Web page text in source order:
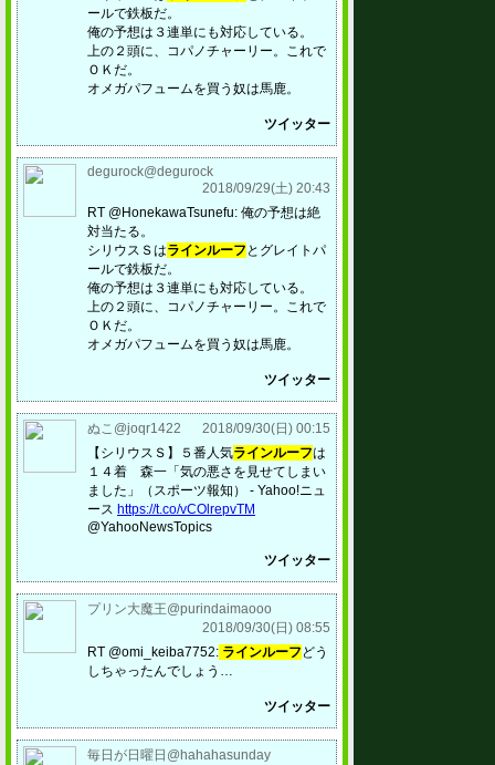
ールで鉄板だ。
俺の予想は３連単にも対応している。
上の２頭に、コパノチャーリー。これで
ＯＫだ。
オメガパフュームを買う奴は馬鹿。
ツイッター
degurock@degurock
2018/09/29(土) 20:43
RT @HonekawaTsunefu: 俺の予想は絶
対当たる。
シリウスＳはラインルーフ とグレイトパ
ールで鉄板だ。
俺の予想は３連単にも対応している。
上の２頭に、コパノチャーリー。これで
ＯＫだ。
オメガパフュームを買う奴は馬鹿。
ツイッター
ぬこ@joqr1422
2018/09/30(日) 00:15
【シリウスＳ】５番人気ラインルーフは
１４着 森一「気の悪さを見せてしまい
ました」（スポーツ報知） - Yahoo!ニュ
ース https://t.co/vCOlrepvTM
@YahooNewsTopics
ツイッター
プリン大魔王@purindaimaooo
2018/09/30(日) 08:55
RT @omi_keiba7752: ラインルーフ どう
しちゃったんでしょう…
ツイッター
毎日が日曜日@hahahasunday